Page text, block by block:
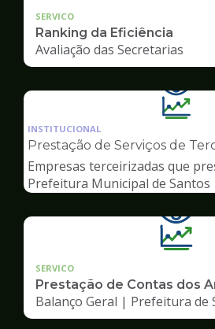
SERVICO
Ranking da Eficiência
Avaliação das Secretarias
da
INSTITUCIONAL
Prestação de Serviços de
Empresas terceirizadas que
Prefeitura Municipal de Santos
SERVICO
Prestação de Contas dos
Balanço Geral | Prefeitura de